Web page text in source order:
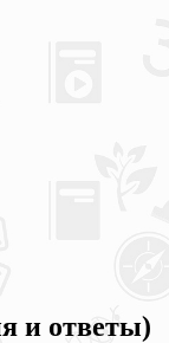
и ответы)